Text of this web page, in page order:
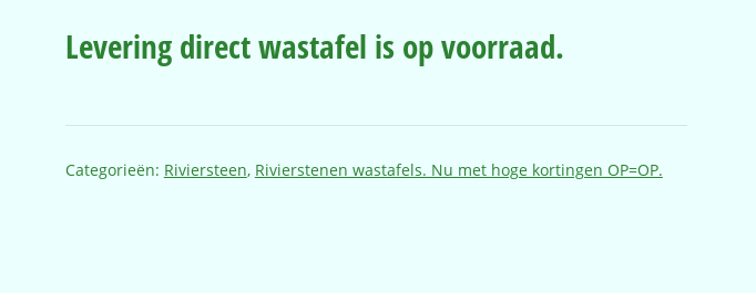
Levering direct wastafel is op voorraad.
Categorieën: Riviersteen, Rivierstenen wastafels. Nu met hoge kortingen OP=OP.